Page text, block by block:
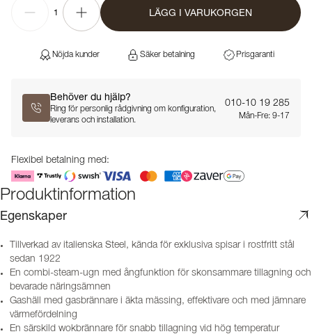
1 LÄGG I VARUKORGEN
Nöjda kunder Säker betalning Prisgaranti
Behöver du hjälp?
Ring för personlig rådgivning om konfiguration,
leverans och installation.
010-10 19 285
Mån-Fre: 9-17
Flexibel betalning med:
Produktinformation
Egenskaper
Tillverkad av italienska Steel, kända för exklusiva spisar i rostfritt stål
sedan 1922
En combi-steam-ugn med ångfunktion för skonsammare tillagning och
bevarade näringsämnen
Gashäll med gasbrännare i äkta mässing, effektivare och med jämnare
värmefördelning
En särskild wokbrännare för snabb tillagning vid hög temperatur